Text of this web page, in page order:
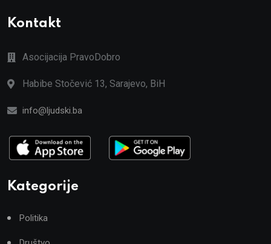
Kontakt
Asocijacija PravoDobro
Habibe Stočević 13, Sarajevo, BiH
info@ljudski.ba
Kategorije
Politika